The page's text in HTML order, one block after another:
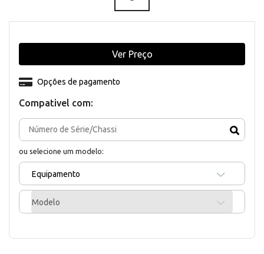
Compativel com:
ou selecione um modelo:
Equipamento
Modelo
Opções de pagamento
Ver Preço